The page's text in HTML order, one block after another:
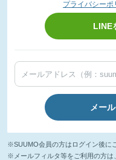
プライバシーポ
LINE
メー
※SUUMO会員の方はログイン後に
※メールフィルタ等をご利用の方は